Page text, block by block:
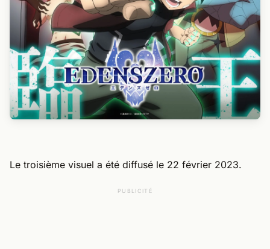
Le troisième visuel a été diffusé le 22 février 2023.
PUBLICITÉ